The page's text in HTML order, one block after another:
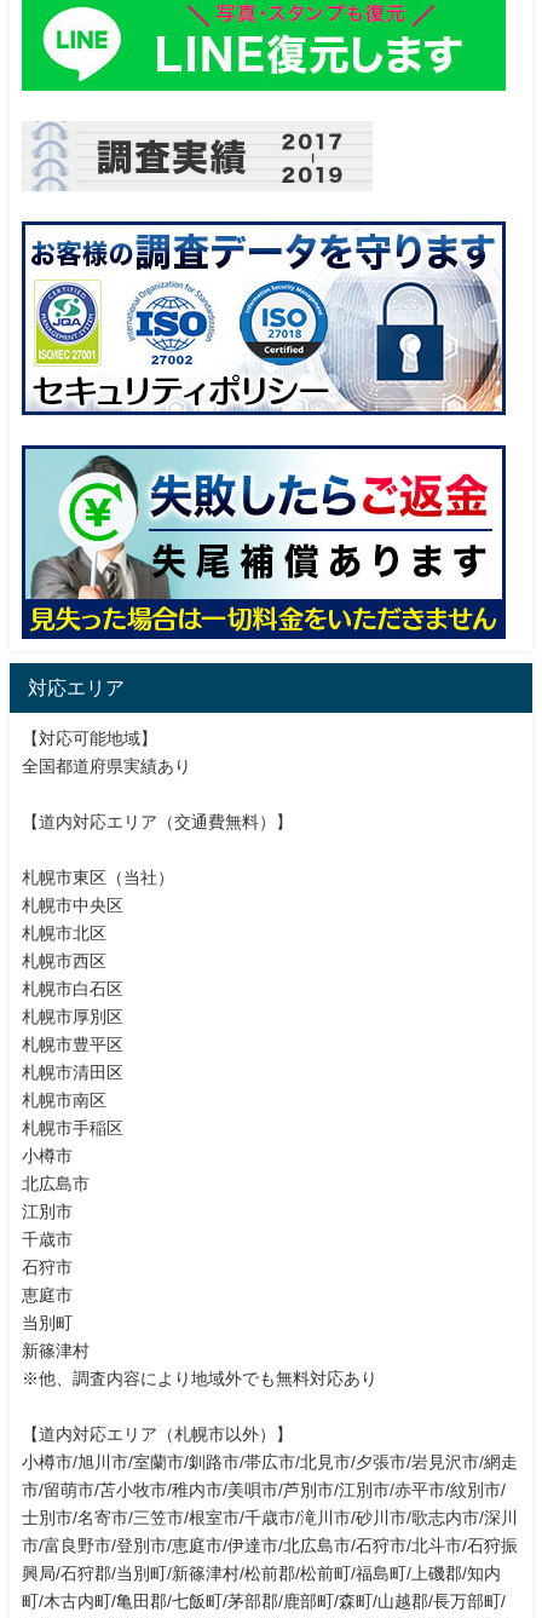
対応エリア
【対応可能地域】
全国都道府県実績あり
【道内対応エリア（交通費無料）】
札幌市東区（当社）
札幌市中央区
札幌市北区
札幌市西区
札幌市白石区
札幌市厚別区
札幌市豊平区
札幌市清田区
札幌市南区
札幌市手稲区
小樽市
北広島市
江別市
千歳市
石狩市
恵庭市
当別町
新篠津村
※他、調査内容により地域外でも無料対応あり
【道内対応エリア（札幌市以外）】
小樽市/旭川市/室蘭市/釧路市/帯広市/北見市/夕張市/岩見沢市/網走
市/留萌市/苫小牧市/稚内市/美唄市/芦別市/江別市/赤平市/紋別市/
士別市/名寄市/三笠市/根室市/千歳市/滝川市/砂川市/歌志内市/深川
市/富良野市/登別市/恵庭市/伊達市/北広島市/石狩市/北斗市/石狩振
興局/石狩郡/当別町/新篠津村/松前郡/松前町/福島町/上磯郡/知内
町/木古内町/亀田郡/七飯町/茅部郡/鹿部町/森町/山越郡/長万部町/